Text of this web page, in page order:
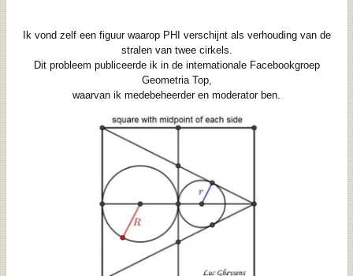
Ik vond zelf een figuur waarop PHI verschijnt als verhouding van de
stralen van twee cirkels.
Dit probleem publiceerde ik in de internationale Facebookgroep
Geometria Top,
waarvan ik medebeheerder en moderator ben.